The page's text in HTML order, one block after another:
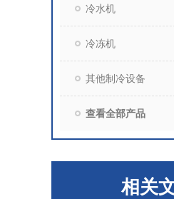
冷水机
冷冻机
其他制冷设备
查看全部产品
相关